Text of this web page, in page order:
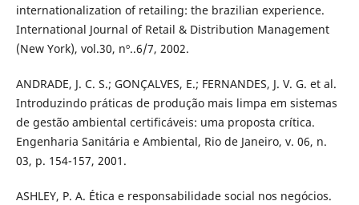
internationalization of retailing: the brazilian experience.
International Journal of Retail & Distribution Management
(New York), vol.30, nº..6/7, 2002.
ANDRADE, J. C. S.; GONÇALVES, E.; FERNANDES, J. V. G. et al.
Introduzindo práticas de produção mais limpa em sistemas
de gestão ambiental certificáveis: uma proposta crítica.
Engenharia Sanitária e Ambiental, Rio de Janeiro, v. 06, n.
03, p. 154-157, 2001.
ASHLEY, P. A. Ética e responsabilidade social nos negócios.